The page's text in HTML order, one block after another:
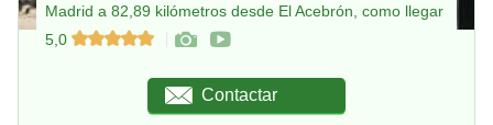
Madrid a 82,89 kilómetros desde El Acebrón, como llegar
5,0
Contactar